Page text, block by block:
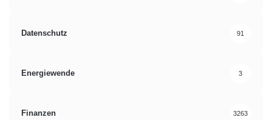
Datenschutz 91
Energiewende 3
Finanzen 3263